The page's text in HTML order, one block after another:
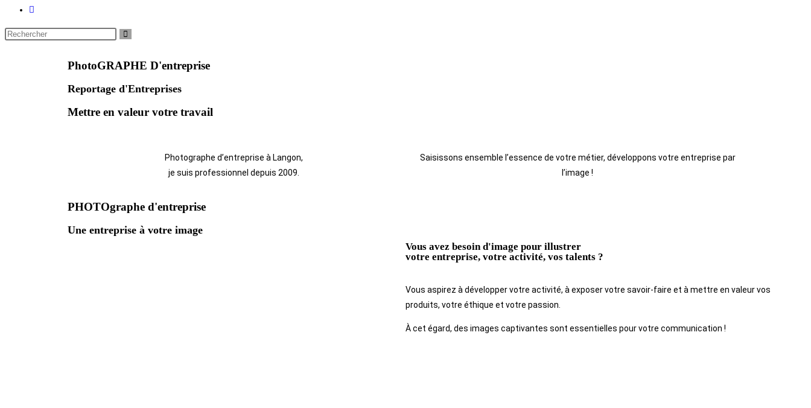
PhotoGRAPHE D'entreprise
Reportage d'Entreprises
Mettre en valeur votre travail
Photographe d’entreprise à Langon,
je suis professionnel depuis 2009.
Saisissons ensemble l’essence de votre métier, développons votre entreprise par
l’image !
PHOTOgraphe d'entreprise
Une entreprise à votre image
Vous avez besoin d'image pour illustrer
votre entreprise, votre activité, vos talents ?
Vous aspirez à développer votre activité, à exposer votre savoir-faire et à mettre en valeur vos
produits, votre éthique et votre passion.
À cet égard, des images captivantes sont essentielles pour votre communication !